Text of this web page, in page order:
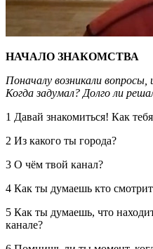
НАЧАЛО ЗНАКОМСТВА
Поначалу возникали
Когда задумал? Долго ли
1 Давай знакомиться! Как
2 Из какого ты города?
3 О чём твой канал?
4 Как ты думаешь кто
5 Как ты думаешь, что
канале?